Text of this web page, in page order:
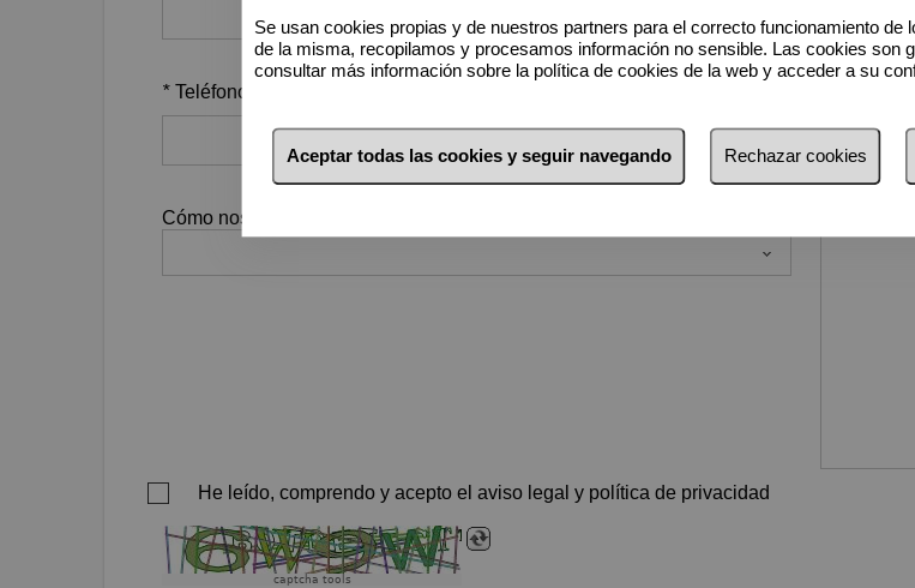
* Teléfono
Cómo nos conociste
He leído, comprendo y acepto el aviso legal y política de privacidad
captcha tools
Se usan cookies propias y de nuestros partners para el correcto funcionamiento
de la misma, recopilamos y procesamos información no sensible. Las cookies son
consultar más información sobre la política de cookies de la web y acceder a su
Aceptar todas las cookies y seguir navegando Rechazar cookies